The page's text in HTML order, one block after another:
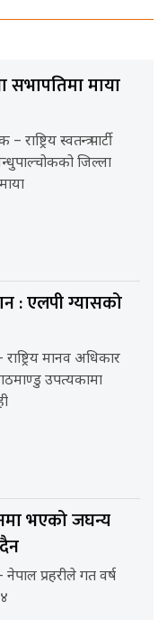
सभापतिमा माया
राष्ट्रिय स्वतन्त्र पार्टी
जिल्ला
: एलपी ग्यासको
मानव अधिकार
उपत्यकामा
भएको जघन्य
प्रहरीले गत वर्ष